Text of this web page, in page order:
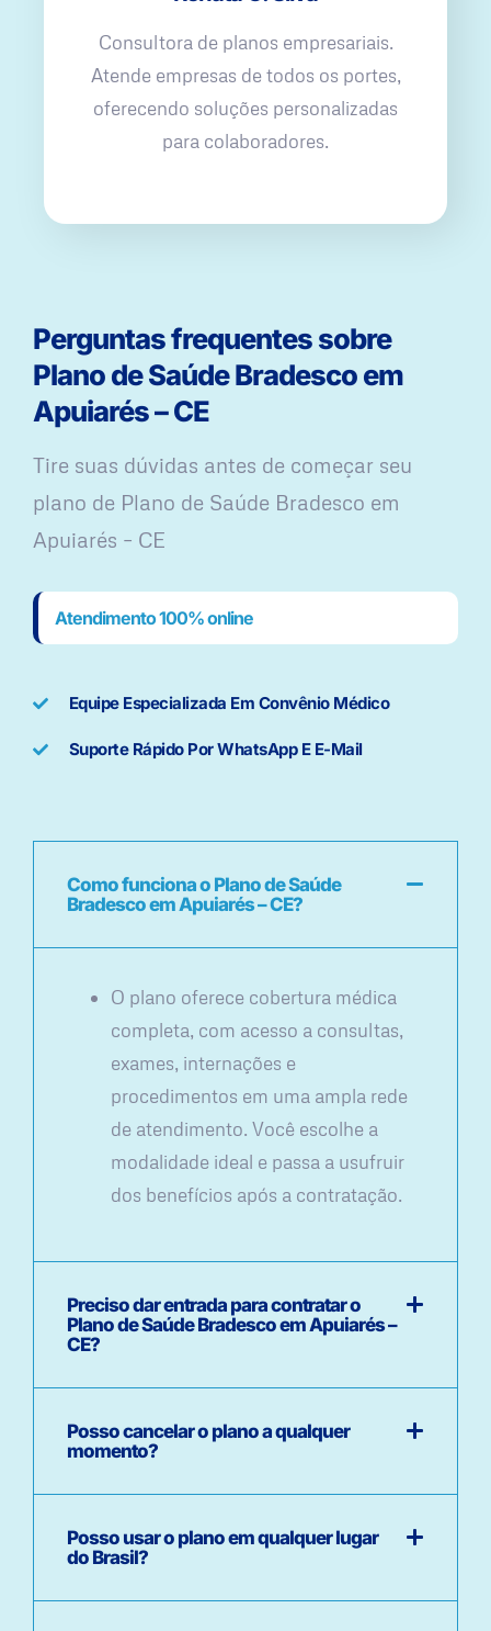
Consultora de planos empresariais.
Atende empresas de todos os portes,
oferecendo soluções personalizadas
para colaboradores.
Perguntas frequentes sobre
Plano de Saúde Bradesco em
Apuiarés – CE
Tire suas dúvidas antes de começar seu
plano ​de Plano de Saúde Bradesco em
Apuiarés – CE
Atendimento 100% online
Equipe Especializada Em Convênio Médico
Suporte Rápido Por WhatsApp E E-Mail
Como funciona o Plano de Saúde
Bradesco em Apuiarés – CE?
O plano oferece cobertura médica
completa, com acesso a consultas,
exames, internações e
procedimentos em uma ampla rede
de atendimento. Você escolhe a
modalidade ideal e passa a usufruir
dos benefícios após a contratação.
Preciso dar entrada para contratar o
Plano de Saúde Bradesco em Apuiarés –
CE?
Posso cancelar o plano a qualquer
momento?
Posso usar o plano em qualquer lugar
do Brasil?